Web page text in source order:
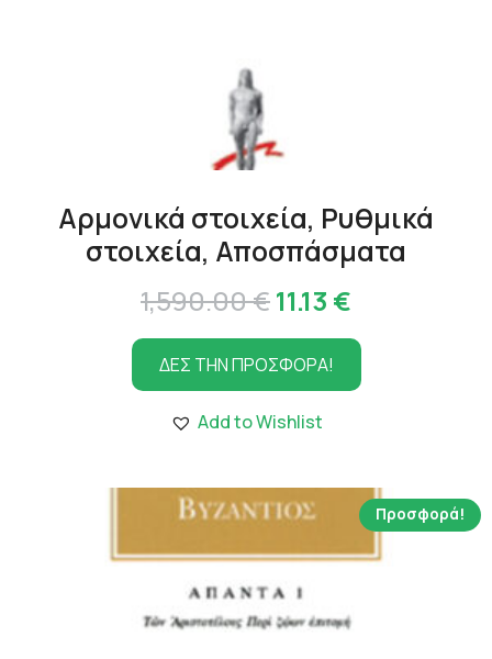
Αρμονικά στοιχεία, Ρυθμικά
στοιχεία, Αποσπάσματα
1,590.00€Original
price
was:
1,590.00 €.
11.13 €
τρέχουσα
τιμή
ΔΕΣ ΤΗΝ ΠΡΟΣΦΟΡΑ!
Add to Wishlist
Προσφορά!